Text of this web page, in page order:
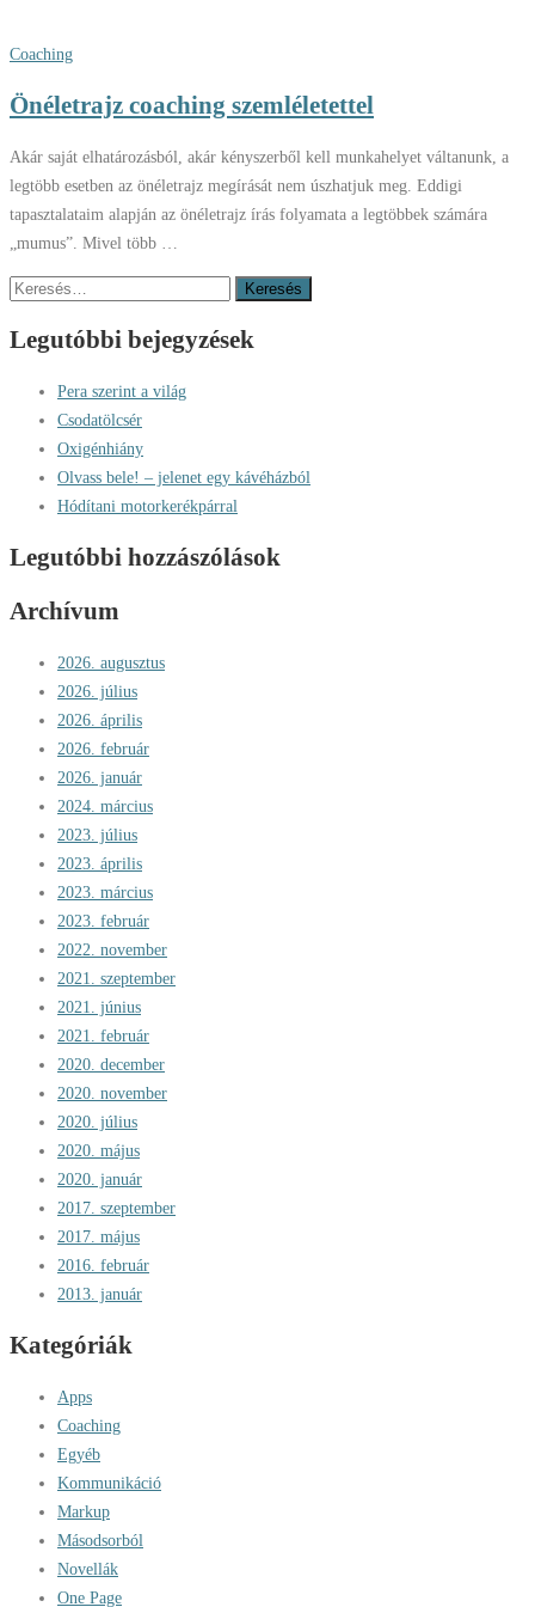
Coaching
Önéletrajz coaching szemléletettel
Akár saját elhatározásból, akár kényszerből kell munkahelyet váltanunk, a
legtöbb esetben az önéletrajz megírását nem úszhatjuk meg. Eddigi
tapasztalataim alapján az önéletrajz írás folyamata a legtöbbek számára
„mumus”. Mivel több …
Keresés:
Legutóbbi bejegyzések
Pera szerint a világ
Csodatölcsér
Oxigénhiány
Olvass bele! – jelenet egy kávéházból
Hódítani motorkerékpárral
Legutóbbi hozzászólások
Archívum
2026. augusztus
2026. július
2026. április
2026. február
2026. január
2024. március
2023. július
2023. április
2023. március
2023. február
2022. november
2021. szeptember
2021. június
2021. február
2020. december
2020. november
2020. július
2020. május
2020. január
2017. szeptember
2017. május
2016. február
2013. január
Kategóriák
Apps
Coaching
Egyéb
Kommunikáció
Markup
Másodsorból
Novellák
One Page